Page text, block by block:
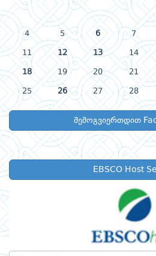
4 5 6 7
11 12 13 14
18 19 20 21
25 26 27 28
შემოგვიერთდით
EBSCO Host